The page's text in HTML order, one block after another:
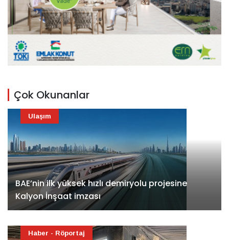
Çok Okunanlar
BAE’nin ilk yüksek hızlı demiryolu projesine
Kalyon İnşaat imzası
Ulaşım
Haber - Röportaj